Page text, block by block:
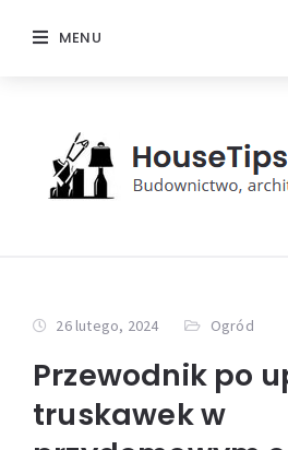
MENU
26 lutego, 2024 Ogród
Przewodnik po
truskawek w